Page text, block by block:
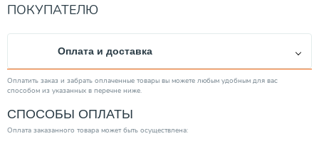
ПОКУПАТЕЛЮ
Оплата и доставка
Оплатить заказ и забрать оплаченные товары вы можете любым удобным для вас
способом из указанных в перечне ниже.
СПОСОБЫ ОПЛАТЫ
Оплата заказанного товара может быть осуществлена: